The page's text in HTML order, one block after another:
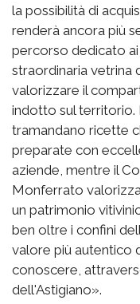
la possibilità di
renderà ancora più
percorso dedicato ai
straordinaria vetrina
valorizzare il
indotto sul
tramandano ricette
preparate con
aziende, mentre il
Monferrato
un patrimonio
ben oltre i confini
valore più autentico
conoscere,
dell'Astigiano».